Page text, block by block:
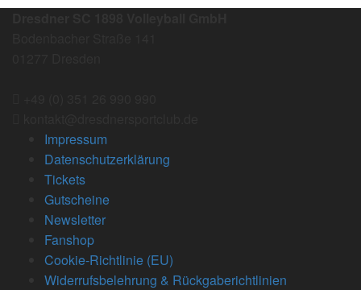
Impressum
Datenschutzerklärung
Tickets
Gutscheine
Newsletter
Fanshop
Cookie-Richtlinie (EU)
Widerrufsbelehrung & Rückgaberichtlinien